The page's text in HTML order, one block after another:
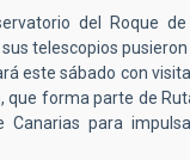
del Roque
telescopios
este sábado con
que forma parte de
Canarias para